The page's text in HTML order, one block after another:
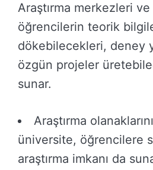
Araştırma merkezleri
öğrencilerin teorik
dökebilecekleri, deney
özgün projeler
sunar.
Araştırma
üniversite, öğrencilere
araştırma imkanı da